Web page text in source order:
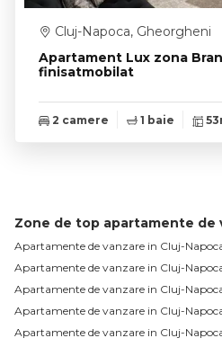
Apartament Lux zona
finisatmobilat
Cluj-Napoca, Gheorgheni
2 camere 1 baie
Zone de top apartamente de
Apartamente de vanzare in Cluj-
Apartamente de vanzare in Cluj-
Apartamente de vanzare in Cluj-
Apartamente de vanzare in Cluj-
Apartamente de vanzare in Cluj-